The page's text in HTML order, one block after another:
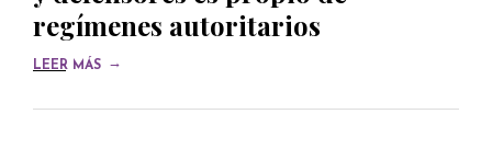
regímenes autoritarios
LEER MÁS →